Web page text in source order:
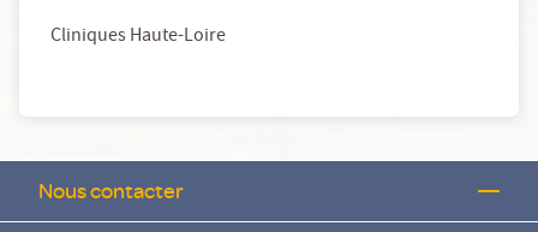
Cliniques Haute-Loire
Nous contacter